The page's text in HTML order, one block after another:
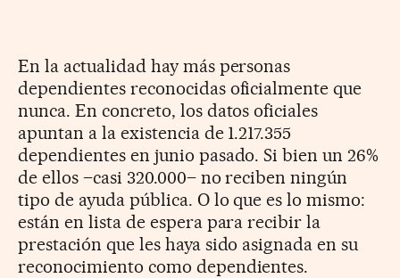
En la actualidad hay más personas
dependientes reconocidas oficialmente que
nunca. En concreto, los datos oficiales
apuntan a la existencia de 1.217.355
dependientes en junio pasado. Si bien un 26%
de ellos –casi 320.000– no reciben ningún
tipo de ayuda pública. O lo que es lo mismo:
están en lista de espera para recibir la
prestación que les haya sido asignada en su
reconocimiento como dependientes.